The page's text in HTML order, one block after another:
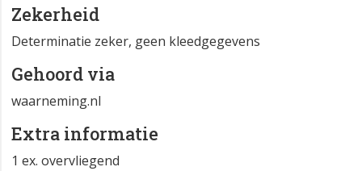
Zekerheid
Determinatie zeker, geen kleedgegevens
Gehoord via
waarneming.nl
Extra informatie
1 ex. overvliegend